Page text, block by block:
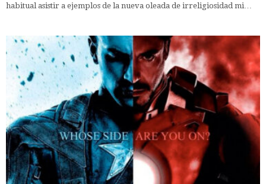
habitual asistir a ejemplos de la nueva oleada de irreligiosidad mi…